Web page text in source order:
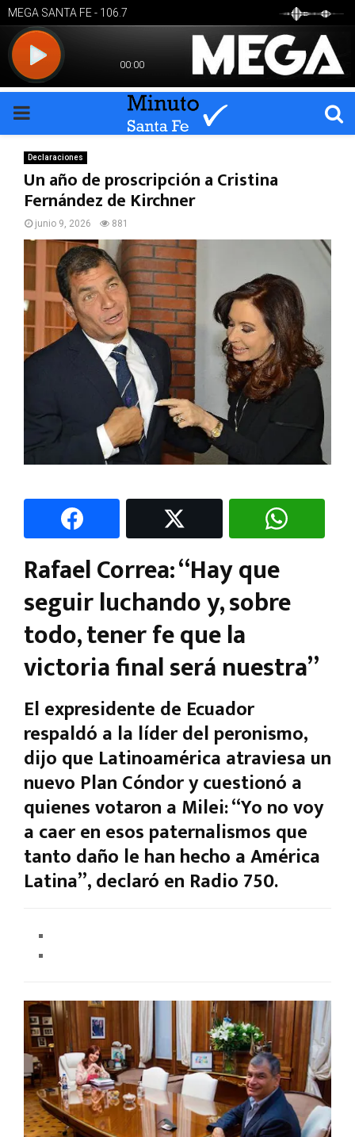
PRIMARY
MENU
Declaraciones
Un año de proscripción a Cristina
Fernández de Kirchner
junio 9, 2026 881
Rafael Correa: “Hay que
seguir luchando y, sobre
todo, tener fe que la
victoria final será nuestra”
El expresidente de Ecuador
respaldó a la líder del peronismo,
dijo que Latinoamérica atraviesa un
nuevo Plan Cóndor y cuestionó a
quienes votaron a Milei: “Yo no voy
a caer en esos paternalismos que
tanto daño le han hecho a América
Latina”, declaró en Radio 750.